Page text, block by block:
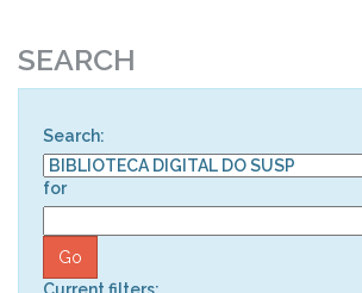
SEARCH
Search:
for